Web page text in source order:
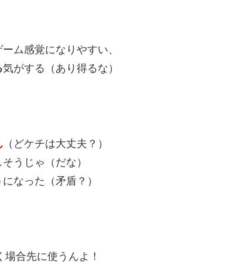
ーム感覚になりやすい、
気がする（あり得るな）
（どケチは大丈夫？）
うじゃ（だな）
なった（矛盾？）
合先に使うんよ！